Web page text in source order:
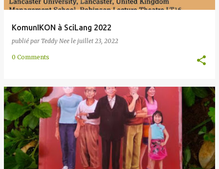
KomunIKON à SciLang 2022
publié par Teddy Nee le juillet 23, 2022
0 Comments